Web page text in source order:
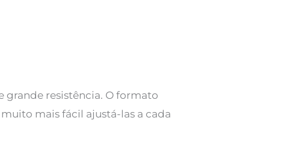
grande resistência. O formato
mais fácil ajustá-las a cada